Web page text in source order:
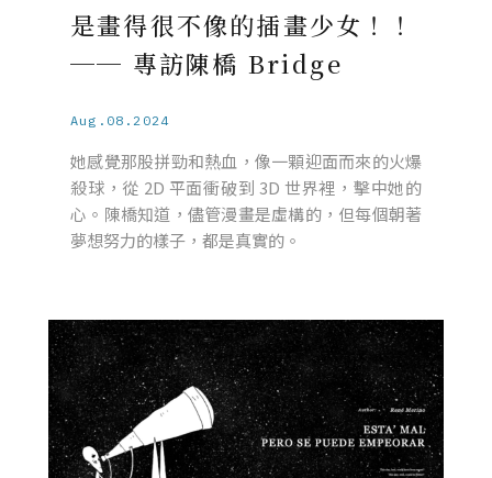
是畫得很不像的插畫少女！！
── 專訪陳橋 Bridge
Aug.08.2024
她感覺那股拼勁和熱血，像一顆迎面而來的火爆
殺球，從 2D 平面衝破到 3D 世界裡，擊中她的
心。陳橋知道，儘管漫畫是虛構的，但每個朝著
夢想努力的樣子，都是真實的。